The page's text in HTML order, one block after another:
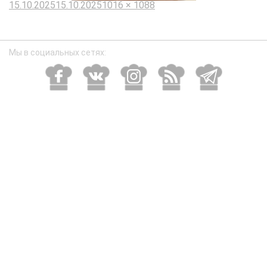
Опубликовано
15.10.202515.10.2025Полный
1016 × 1088
Мы в социальных сетях: